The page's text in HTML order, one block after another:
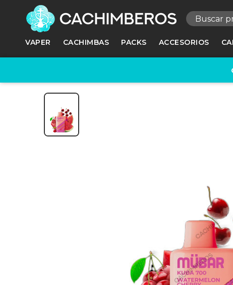
VAPER CACHIMBAS PACKS ACCESORIOS